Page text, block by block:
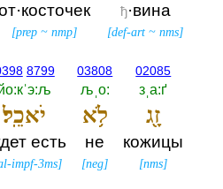
ђ·вина
[def-art ~nms]
[prep~ nmp]
02085
зˌа:ґ
זָ֖ג
кожицы
[nms]
03808
љˌо:‎
לֹ֥א
не
[neg]
8799
יֹאכֵֽל׃
есть
impf-3ms]